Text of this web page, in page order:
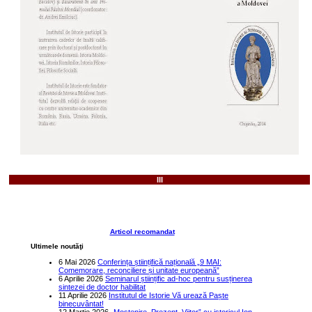
III
Articol recomandat
Ultimele noutăţi
6 Mai 2026 Conferința științifică națională „9 MAI:
Comemorare, reconciliere și unitate europeană”
6 Aprilie 2026 Seminarul științific ad-hoc pentru susținerea
sintezei de doctor habilitat
11 Aprilie 2026 Institutul de Istorie Vă urează Paște
binecuvântat!